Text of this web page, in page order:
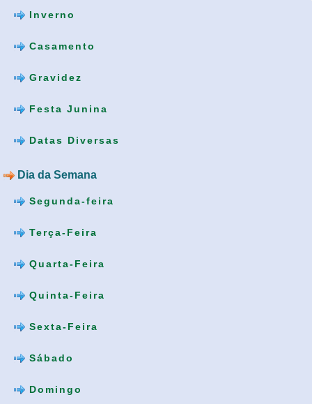
Inverno
Casamento
Gravidez
Festa Junina
Datas Diversas
Dia da Semana
Segunda-feira
Terça-Feira
Quarta-Feira
Quinta-Feira
Sexta-Feira
Sábado
Domingo